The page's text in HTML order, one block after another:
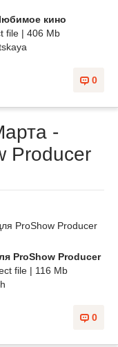
кино
file | 406 Mb
0
-
Producer
ProShow Producer
file | 116 Mb
0